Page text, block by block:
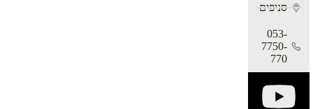
סניפים
053-
7750-
770